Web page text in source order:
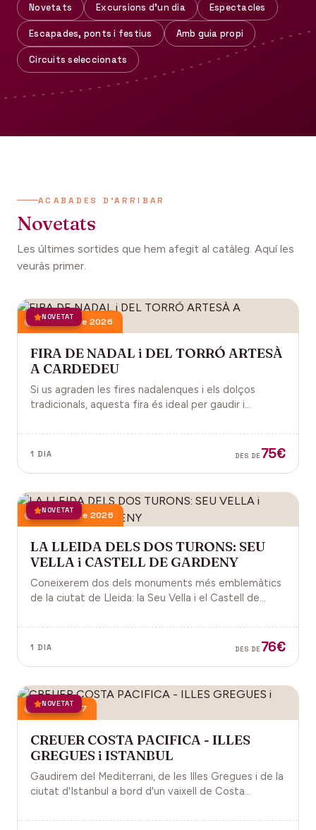
Novetats Excursions d'un dia Espectacles
Escapades, ponts i festius Amb guia propi
Circuits seleccionats
ACABADES D'ARRIBAR
Novetats
Les últimes sortides que hem afegit al catàleg. Aquí les
veuràs primer.
NOVETAT
13 desembre 2026
FIRA DE NADAL i DEL TORRÓ ARTESÀ
A CARDEDEU
Si us agraden les fires nadalenques i els dolços
tradicionals, aquesta fira és ideal per gaudir i
1 DIA DES DE 75€
NOVETAT
21 novembre 2026
LA LLEIDA DELS DOS TURONS: SEU
VELLA i CASTELL DE GARDENY
Coneixerem dos dels monuments més emblemàtics
de la ciutat de Lleida: la Seu Vella i el Castell de
1 DIA DES DE 76€
NOVETAT
18 juny 2027
CREUER COSTA PACIFICA - ILLES
GREGUES i ISTANBUL
Gaudirem del Mediterrani, de les Illes Gregues i de la
ciutat d'Istanbul a bord d'un vaixell de Costa